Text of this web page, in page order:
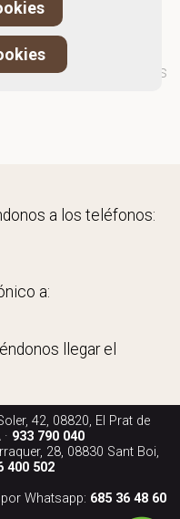
, y ofrecemos nuestros
a los teléfonos:
a:
llegar el
42, 08820, El Prat de
933 790 040
28, 08830 Sant Boi,
400 502
Whatsapp: 685 36 48 60